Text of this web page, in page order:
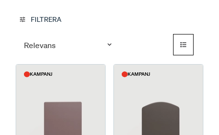
tune FILTRERA
Relevans format_list_bulleted
KAMPANJ KAMPANJ